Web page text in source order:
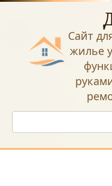
Перейти
Сайт
жилье
Поиск: